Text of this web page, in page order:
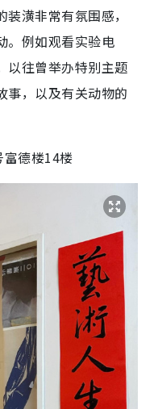
潢非常有氛围感，
。例如观看实验电
以往曾举办特别主题
事，以及有关动物的
德楼14楼